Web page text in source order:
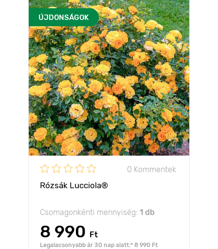
ÚJDONSÁGOK
0 Kommentek
Rózsák Lucciola®
Csomagonkénti mennyiség: 1 db
8 990 Ft
Legalacsonyabb ár 30 nap alatt:* 8 990 Ft